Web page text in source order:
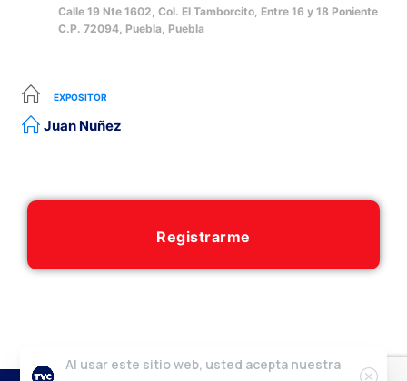
Calle 19 Nte 1602, Col. El Tamborcito, Entre 16 y 18 Poniente
C.P. 72094, Puebla, Puebla
EXPOSITOR
Juan Nuñez
Registrarme
Al usar este sitio web, usted acepta nuestra